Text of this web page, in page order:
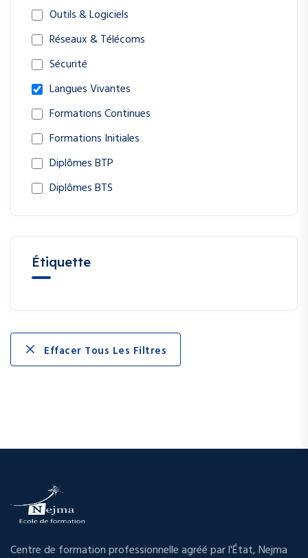
Outils & Logiciels
Réseaux & Télécoms
Sécurité
Langues Vivantes
Formations Continues
Formations Initiales
Diplômes BTP
Diplômes BTS
Étiquette
Effacer Tous Les Filtres
Centre de formation professionnelle agréé par l'État, Nejma